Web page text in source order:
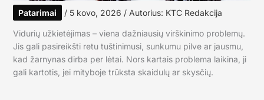
Patarimai / 5 kovo, 2026 / Autorius: KTC Redakcija
Vidurių užkietėjimas – viena dažniausių virškinimo problemų.
Jis gali pasireikšti retu tuštinimusi, sunkumu pilve ar jausmu,
kad žarnynas dirba per lėtai. Nors kartais problema laikina, ji
gali kartotis, jei mityboje trūksta skaidulų ar skysčių.